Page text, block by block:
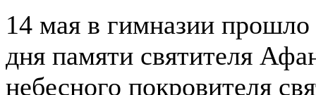
14 мая в гимназии
дня памяти святителя
небесного покровителя